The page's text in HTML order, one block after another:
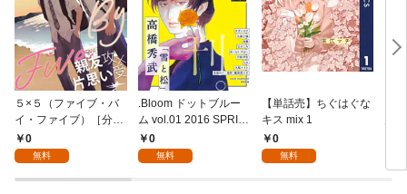
５×５（ファイブ・バ
イ・ファイブ）［分冊
版１］
0
無料
.Bloom ドットブルー
ム vol.01 2016 SPRIN
G 0
無料
【単話売】ちぐはぐな
キス mix 1
0
無料